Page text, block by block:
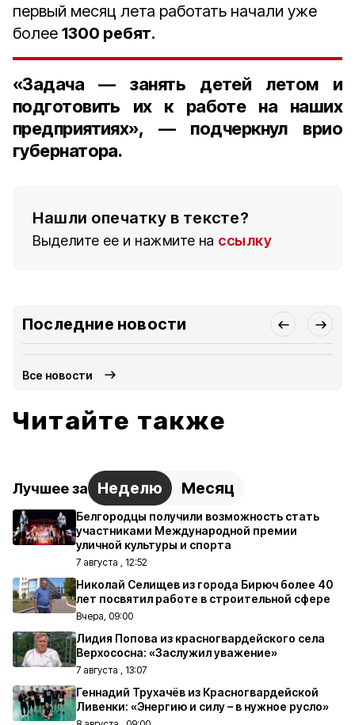
первый месяц лета работать начали уже
более 1300 ребят.
«Задача — занять детей летом и
подготовить их к работе на наших
предприятиях», — подчеркнул врио
губернатора.
Нашли опечатку в тексте?
Выделите ее и нажмите на ссылку
Последние новости
Все новости
Читайте также
Лучшее за Неделю Месяц
Белгородцы получили возможность стать
участниками Международной премии
уличной культуры и спорта
7 августа , 12:52
Николай Селищев из города Бирюч более 40
лет посвятил работе в строительной сфере
Вчера, 09:00
Лидия Попова из красногвардейского села
Верхососна: «Заслужил уважение»
7 августа , 13:07
Геннадий Трухачёв из Красногвардейской
Ливенки: «Энергию и силу – в нужное русло»